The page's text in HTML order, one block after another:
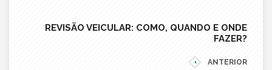
REVISÃO VEICULAR: COMO, QUANDO E ONDE
FAZER?
ANTERIOR